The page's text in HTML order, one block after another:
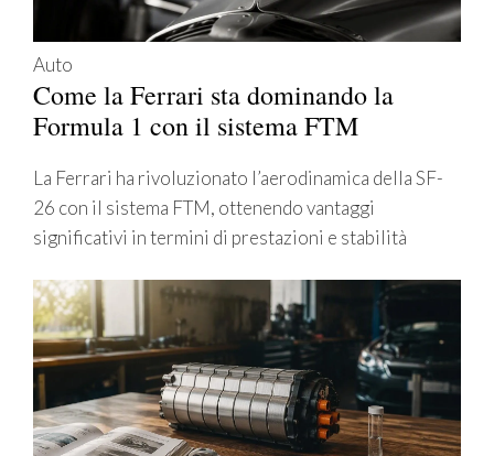
Auto
Come la Ferrari sta dominando la
Formula 1 con il sistema FTM
La Ferrari ha rivoluzionato l’aerodinamica della SF-
26 con il sistema FTM, ottenendo vantaggi
significativi in termini di prestazioni e stabilità